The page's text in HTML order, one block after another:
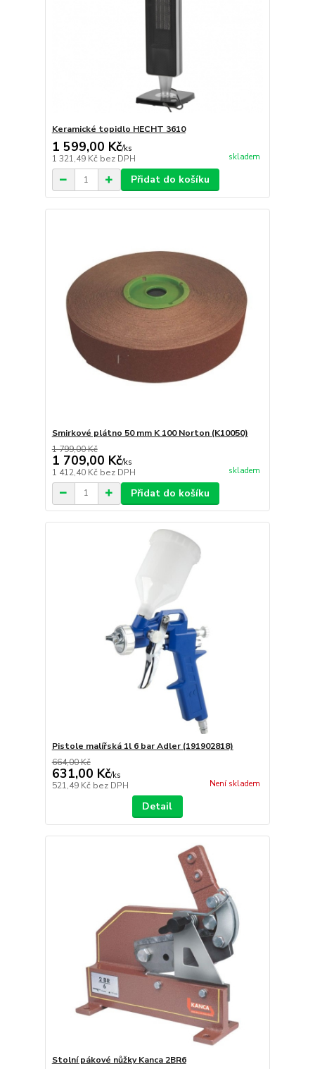
Keramické topidlo HECHT 3610
1 599,00 Kč/ks
1 321,49 Kč bez DPH skladem
Přidat do košíku
Smirkové plátno 50 mm K 100 Norton (K10050)
1 799,00 Kč
1 709,00 Kč/ks
1 412,40 Kč bez DPH skladem
Přidat do košíku
Pistole malířská 1l 6 bar Adler (191902818)
664,00 Kč
631,00 Kč/ks
521,49 Kč bez DPH Není skladem
Detail
Stolní pákové nůžky Kanca 2BR6